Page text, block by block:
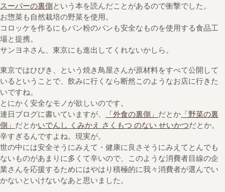
スーパーの裏側という本を読んだことがあるので衝撃でした。
お惣菜も自然栽培の野菜を使用。
コロッケを作るにもパン粉のパンも安全なものを使用する食品工
場と提携。
サンヨネさん、東京にも進出してくれないかしら。
東京ではひびき、という焼き鳥屋さんが原材料をすべて公開して
いるということで、飲みに行くなら断然このようなお店に行きた
いですね。
とにかく安全なモノが欲しいのです。
連日ブログに書いていますが、
「外食の裏側」 だとか 「野菜の裏
側」 だとかいでんし くみかえ さくもつ のない せいかつだとか。
辛すぎるんですよね。現実が。
世の中には安全そうにみえて・健康に良さそうにみえてとんでも
ないものがあまりに多くて辛いので、このような消費者目線の企
業さんを応援するためにはやはり積極的に我々消費者が選んでい
かないといけないなあと思いました。